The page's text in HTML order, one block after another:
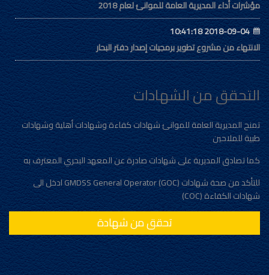
مؤشرات أداء المديرية العامة للموانئ لعام 2018
2018-09-04 10:41:18
الانتهاء من مشروع تطوير برمجيات إصدار دفتر البحار
التحقق من الشهادات
تمنح المديرية العامة للموانئ شهادات كفاءة وشهادات أهلية وشهادات
طبية للملاحين
كما تصادق المديرية على شهادات صادرة عن المعهد البحري المعترف به
للتأكد من صحة شهادات (GMDSS General Operator (GOC ادخل الى
شهادات الكفاءة (COC)
تحقق من شهادة